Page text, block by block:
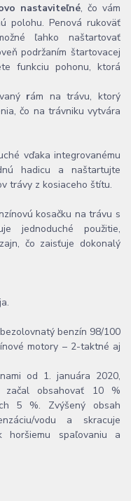
nastaviteľné, čo vám
polohu. Penová rukoväť
ľahko naštartovať
podržaním štartovacej
funkciu pohonu, ktorá
rám na trávu, ktorý
čo na trávniku vytvára
vďaka integrovanému
hadicu a naštartujte
trávy z kosiaceho štítu.
kosačku na trávu s
jednoduché použitie,
čo zaisťuje dokonalý
benzín 98/100
motory – 2-taktné aj
od 1. januára 2020,
začal obsahovať 10 %
5 %. Zvýšený obsah
vodu a skracuje
spaľovaniu a